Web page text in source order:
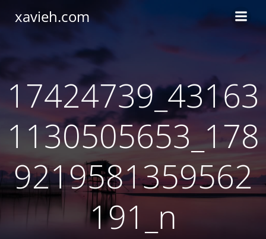
xavieh.com
17424739_43163
1130505653_178
9219581359562
191_n